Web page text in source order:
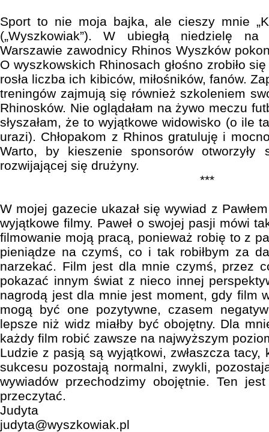
Sport to nie moja bajka, ale cieszy mnie
(„Wyszkowiak”). W ubiegłą niedzielę
Warszawie zawodnicy Rhinos Wyszków
O wyszkowskich Rhinosach głośno zrobiło
rosła liczba ich kibiców, miłośników, fanów.
treningów zajmują się również szkoleniem
Rhinosków. Nie oglądałam na żywo meczu
słyszałam, że to wyjątkowe widowisko (o ile
urazi). Chłopakom z Rhinos gratuluję i
Warto, by kieszenie sponsorów
rozwijającej się drużyny.
***
W mojej gazecie ukazał się wywiad z
wyjątkowe filmy. Paweł o swojej pasji mówi
filmowanie moją pracą, ponieważ robię to z
pieniądze na czymś, co i tak robiłbym za
narzekać. Film jest dla mnie czymś, przez
pokazać innym świat z nieco innej
nagrodą jest dla mnie jest moment, gdy film
mogą być one pozytywne, czasem
lepsze niż widz miałby być obojętny. Dla
każdy film robić zawsze na najwyższym
Ludzie z pasją są wyjątkowi, zwłaszcza tacy,
sukcesu pozostają normalni, zwykli,
wywiadów przechodzimy obojętnie. Ten
przeczytać.
Judyta
judyta@wyszkowiak.pl